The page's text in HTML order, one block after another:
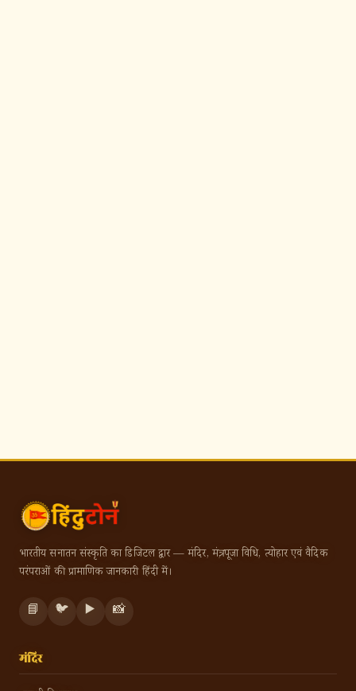
भारतीय सनातन संस्कृति का डिजिटल द्वार — मंदिर, मंत्र, पूजा विधि, त्योहार एवं वैदिक
परंपराओं की प्रामाणिक जानकारी हिंदी में।
📘 🐦 ▶️ 📸
मंदिर